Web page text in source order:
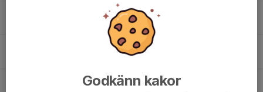
Onsdagsträning (dam)
Thurevallen, Beddingestrand
Godkänn kakor